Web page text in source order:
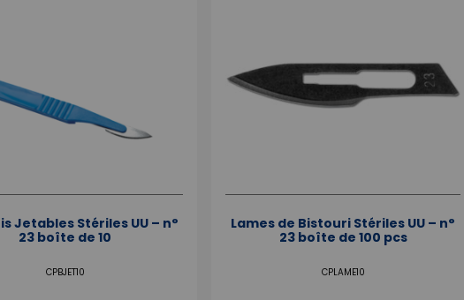
Jetables Stériles UU – n°
23 boîte de 10
CPBJET10
Lames de Bistouri Stériles UU – n°
23 boîte de 100 pcs
CPLAME10